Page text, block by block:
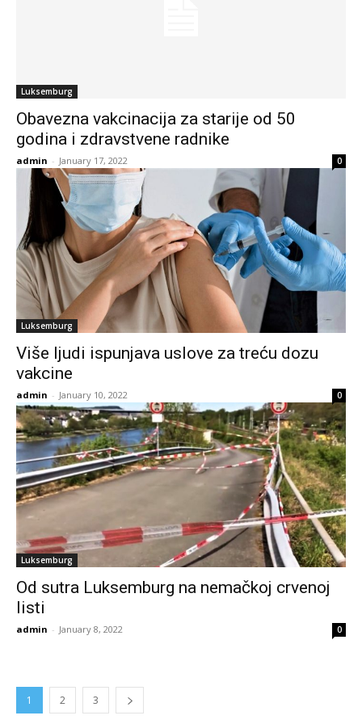
Luksemburg
Obavezna vakcinacija za starije od 50
godina i zdravstvene radnike
admin - January 17, 2022 0
Luksemburg
Više ljudi ispunjava uslove za treću dozu
vakcine
admin - January 10, 2022 0
Luksemburg
Od sutra Luksemburg na nemačkoj crvenoj
listi
admin - January 8, 2022 0
1 2 3